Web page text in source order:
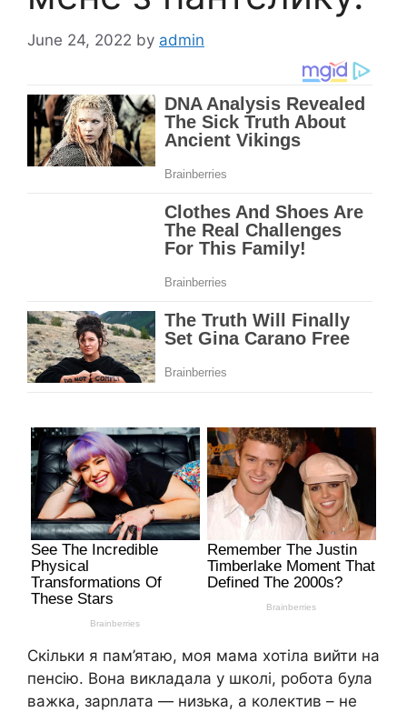
June 24, 2022 by admin
Скільки я пам’ятаю, моя мама хотіла вийти на
пенсію. Вона викладала у школі, робота була
важка, зарnлата — низька, а колектив – не